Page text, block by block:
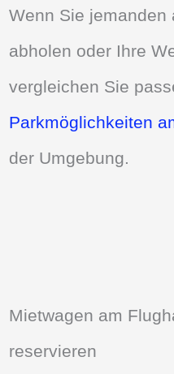
Wenn Sie jemanden
abholen oder Ihre
vergleichen Sie
Parkmöglichkeiten
der Umgebung.
Mietwagen am
reservieren